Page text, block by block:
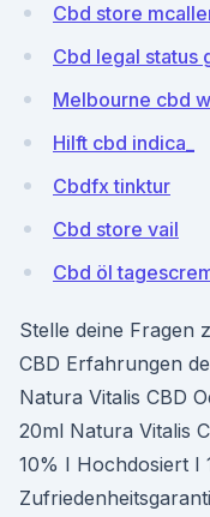
Cbd store
Cbd legal status
Melbourne cbd
Hilft cbd indica_
Cbdfx tinktur
Cbd store vail
Cbd öl
Stelle deine Fragen
CBD Erfahrungen
Natura Vitalis CBD
20ml Natura Vitalis
10% I Hochdosiert I